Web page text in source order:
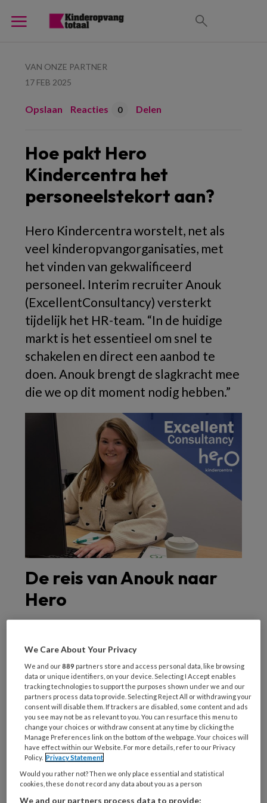
VAN ONZE PARTNER
17 FEB 2025
Opslaan Reacties 0 Delen
Hoe pakt Hero
Kindercentra het
personeelstekort aan?
Hero Kindercentra worstelt, net als
veel kinderopvangorganisaties, met
het vinden van gekwalificeerd
personeel. Interim recruiter Anouk
(ExcellentConsultancy) versterkt
tijdelijk het HR-team. “In de huidige
markt is het essentieel om snel te
schakelen en direct een aanbod te
doen. Anouk brengt de slagkracht mee
die we op dit moment nodig hebben.”
De reis van Anouk naar
Hero
kinderopvang na het behalen van haar diploma
Pedagogisch Medewerker. Ze deed ervaring
op bij verschillende organisaties, waar ze ook
haar eerste stappen in HR-functies zette.
Toen ze de kans kreeg om haar ervaring in de
kinderopvang te combineren met een
uitgebreide recruitmentopleiding bij
ExcellentConsultancy, trad ze graag in dienst
om de fijne kneepjes van het recruitment vak
We Care About Your Privacy
We and our889 partners store and access personal data, like browsing
data or unique identifiers, on your device. Selecting I Accept enables
tracking technologies to support the purposes shown under we and our
partners process data to provide. Selecting Reject All or withdrawing your
consent will disable them. If trackers are disabled, some content and ads
you see may not be as relevant to you. You can resurface this menu to
change your choices or withdraw consent at any time by clicking the
Manage Preferences link on the bottom of the webpage. Your choices will
have effect within our Website. For more details, refer to our Privacy
Policy. Privacy Statement
Would you rather not? Then we only place essential and statistical
cookies, these do not record any data about you as a person
We and our partners process data to provide: